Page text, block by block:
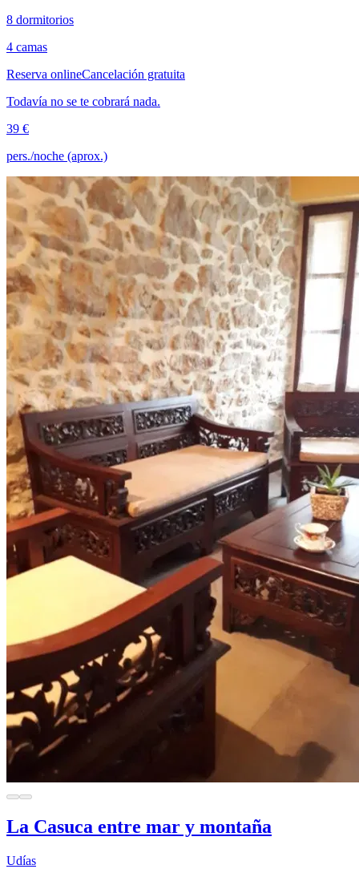
8 dormitorios
4 camas
Reserva onlineCancelación gratuita
Todavía no se te cobrará nada.
39 €
pers./noche (aprox.)
La Casuca entre mar y montaña
Udías